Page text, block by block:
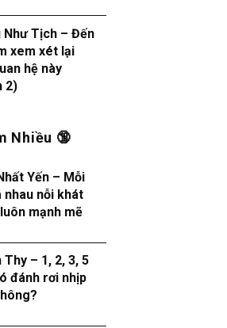
Như Tịch – Đến
xem xét lại
hệ này
2)
Nhiều 🔞
Yến – Mỗi
nhau nỗi khát
mạnh mẽ
Thy – 1, 2, 3, 5
đánh rơi nhịp